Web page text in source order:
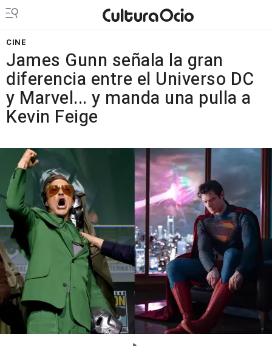
CINE
James Gunn señala la gran
diferencia entre el Universo DC
y Marvel... y manda una pulla a
Kevin Feige